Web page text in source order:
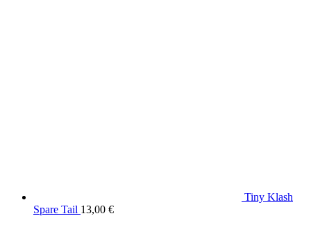
Tiny Klash
Spare Tail 13,00 €